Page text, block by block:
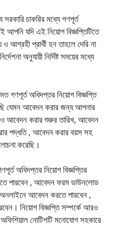
চাকরির মধ্যে গণপূর্ত
আপনি যদি এই নিয়োগ বিজ্ঞপ্তিটিতে
প্রার্থী হন তাহলে দেরি না
অনুযায়ী নির্দিষ্ট সময়ের মধ্যে
গণপূর্ত অধিদপ্তর নিয়োগ বিজ্ঞপ্তি
যেমন আবেদন করার জন্য আপনার
আবেদন করার শুরুর তারিখ, আবেদন
পদ্ধতি , আবেদন করার বয়স সহ
করেছি।
অধিদপ্তর নিয়োগ বিজ্ঞপ্তির
পারবেন , আবেদন ফরম ডাউনলোড
আবেদন করতে পারবেন ,
নিয়োগ বিজ্ঞপ্তি সম্পর্কে আরও
নোটিশটি মনোযোগ সহকারে